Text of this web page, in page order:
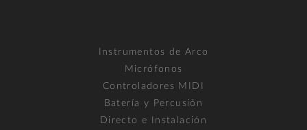
Instrumentos de Arco
Micrófonos
Controladores MIDI
Batería y Percusión
Directo e Instalación